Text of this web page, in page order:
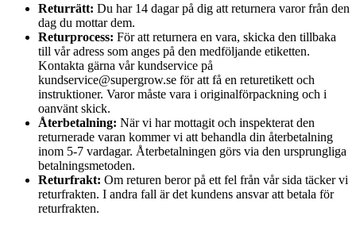
Returrätt: Du har 14 dagar på dig att returnera varor från den
dag du mottar dem.
Returprocess: För att returnera en vara, skicka den tillbaka
till vår adress som anges på den medföljande etiketten.
Kontakta gärna vår kundservice på
kundservice@supergrow.se för att få en returetikett och
instruktioner. Varor måste vara i originalförpackning och i
oanvänt skick.
Återbetalning: När vi har mottagit och inspekterat den
returnerade varan kommer vi att behandla din återbetalning
inom 5-7 vardagar. Återbetalningen görs via den ursprungliga
betalningsmetoden.
Returfrakt: Om returen beror på ett fel från vår sida täcker vi
returfrakten. I andra fall är det kundens ansvar att betala för
returfrakten.